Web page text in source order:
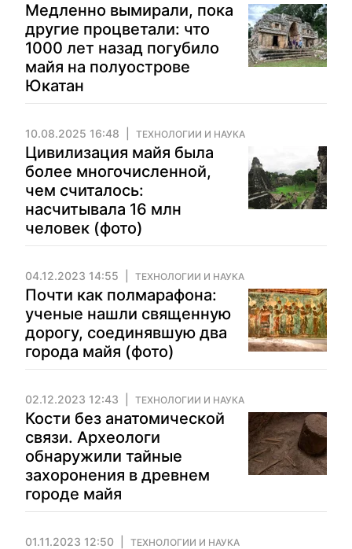
Медленно вымирали, пока
другие процветали: что
1000 лет назад погубило
майя на полуострове
Юкатан
10.08.2025 16:48 ТЕХНОЛОГИИ И НАУКА
Цивилизация майя была
более многочисленной,
чем считалось:
насчитывала 16 млн
человек (фото)
04.12.2023 14:55 ТЕХНОЛОГИИ И НАУКА
Почти как полмарафона:
ученые нашли священную
дорогу, соединявшую два
города майя (фото)
02.12.2023 12:43 ТЕХНОЛОГИИ И НАУКА
Кости без анатомической
связи. Археологи
обнаружили тайные
захоронения в древнем
городе майя
01.11.2023 12:50 ТЕХНОЛОГИИ И НАУКА